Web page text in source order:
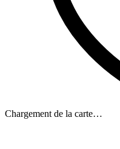
Chargement de la carte…